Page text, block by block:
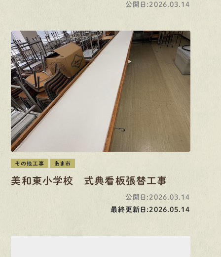
公開日:2026.03.14
その他工事 あま市
美和東小学校 式典看板張替工事
公開日:2026.03.14
最終更新日:2026.05.14